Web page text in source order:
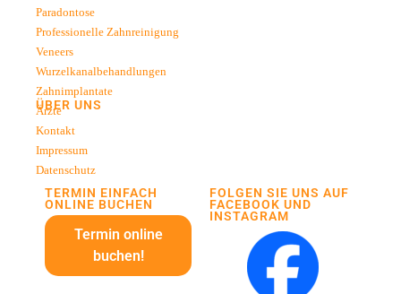
Paradontose
Professionelle Zahnreinigung
Veneers
Wurzelkanalbehandlungen
Zahnimplantate
ÜBER UNS
Ärzte
Kontakt
Impressum
Datenschutz
TERMIN EINFACH
ONLINE BUCHEN
Termin online
buchen!
FOLGEN SIE UNS AUF
FACEBOOK UND
INSTAGRAM